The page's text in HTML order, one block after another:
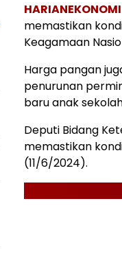
memastikan
Keagamaan
Harga pangan
penurunan
baru anak
Deputi Bidang
memastikan
(11/6/2024).